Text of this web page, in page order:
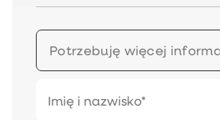
Potrzebuję więcej